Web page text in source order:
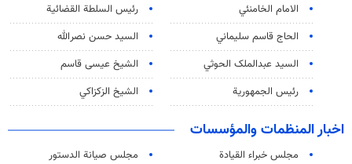
الامام الخامنئي
رئیس السلطة القضائیة
الحاج قاسم سليماني
السيد حسن نصرالله
السید عبدالملک الحوثي
الشيخ عيسى قاسم
رئيس الجمهورية
الشيخ الزكزاكي
اخبار المنظمات والمؤسسات
مجلس خبراء القيادة
مجلس صيانة الدستور